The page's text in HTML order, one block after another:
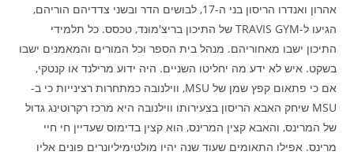
אהרון ואנדרו הריסון בני ה-17, לבושים הדר ובשני צדדיהם הוריהם,
הגיעו ל-TRAVIS GYM של התיכון בריצ'מונד, טכסס. כל תלמידי
התיכון ישבו מאחוריהם. מנהל בית הספר וכל המורים והמאמנים ישבו
בשקט. איש לא ידע מה יחליטו השניים. היה ידוע מרילנד או קנטקי,
אם כי פתאום קפץ שמן של MSU, ווילנובה כמתחרות רצינייות כי ב-
MSU שיחק האבא הריסון בצעירותו ווילנובה היא מרכז רקרוטינג גדול
של המרינס, והאבא קצין המרינס, הוא קצין בדימוס שעדיין חי חיי
מרינס. אפילו התאומים שעוד שנה יהיו מולטימיליונרים פונים אליו